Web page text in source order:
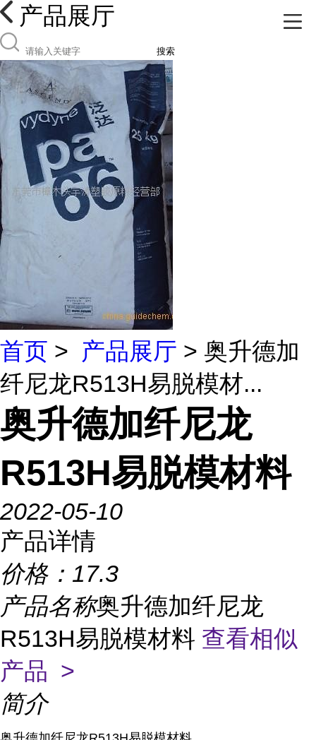
产品展厅
搜索
首页 > 产品展厅 > 奥升德加
纤尼龙R513H易脱模材...
奥升德加纤尼龙
R513H易脱模材料
2022-05-10
产品详情
价格： 17.3
产品名称奥升德加纤尼龙
R513H易脱模材料 查看相似
产品 >
简介